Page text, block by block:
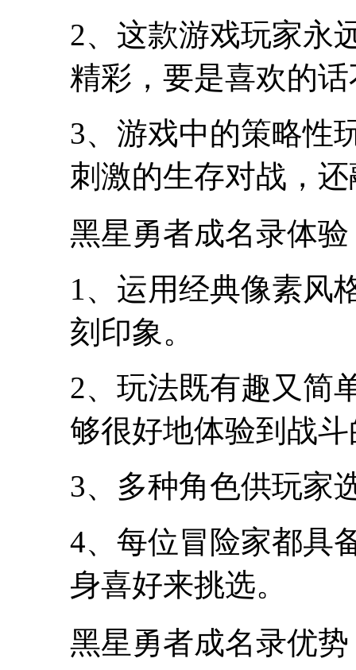
2、这款游戏玩家永
精彩，要是喜欢的
3、游戏中的策略性
刺激的生存对战，
黑星勇者成名录体验
1、运用经典像素风
刻印象。
2、玩法既有趣又简
够很好地体验到战
3、多种角色供玩家
4、每位冒险家都具
身喜好来挑选。
黑星勇者成名录优势